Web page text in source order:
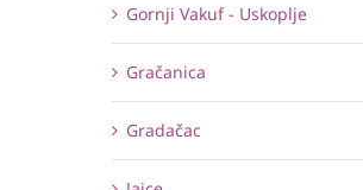
Gornji Vakuf - Uskoplje
Gračanica
Gradačac